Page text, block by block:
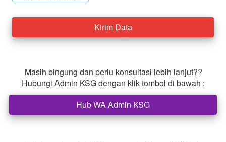
`Kirim Data
Masih bingung dan perlu konsultasi lebih lanjut??
Hubungi Admin KSG dengan klik tombol di bawah :
`Hub WA Admin KSG